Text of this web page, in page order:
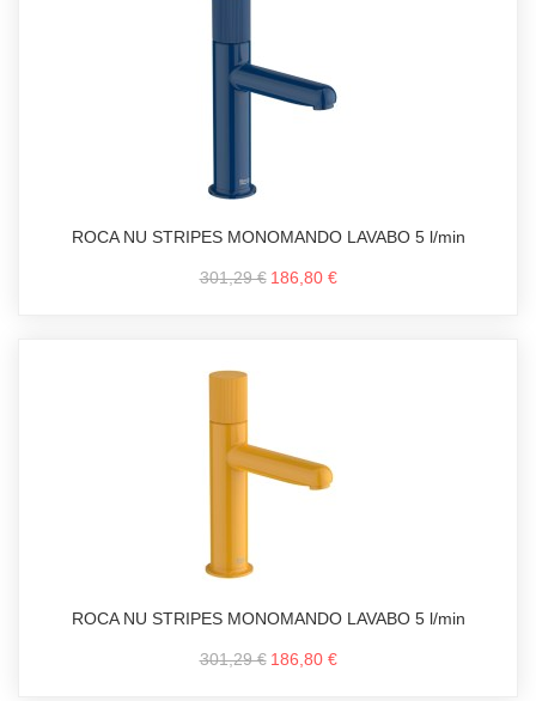
ROCA NU STRIPES MONOMANDO LAVABO 5 l/min
301,29 € 186,80 €
ROCA NU STRIPES MONOMANDO LAVABO 5 l/min
301,29 € 186,80 €